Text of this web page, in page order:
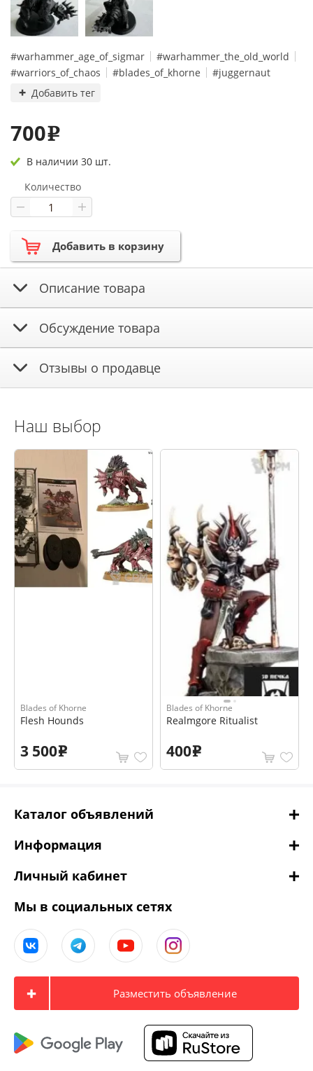
#warhammer_age_of_sigmar
#warhammer_the_old_world
#warriors_of_chaos
#blades_of_khorne
#juggernaut
Добавить тег
700e
В наличии 30 шт.
Количество
Добавить в корзину
Описание товара
Обсуждение товара
Отзывы о продавце
Наш выбор
Blades of Khorne
Flesh Hounds
3 500e
Blades of Khorne
Realmgore Ritualist
400e
Каталог объявлений
Информация
Личный кабинет
Мы в социальных сетях
Разместить объявление